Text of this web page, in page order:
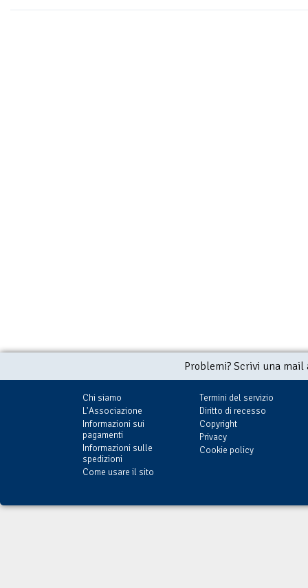
Problemi? Scrivi una
Chi siamo
L'Associazione
Informazioni sui
pagamenti
Informazioni sulle
spedizioni
Come usare il sito
Termini del servizio
Diritto di recesso
Copyright
Privacy
Cookie policy